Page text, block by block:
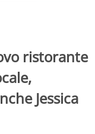
ristorante
Jessica